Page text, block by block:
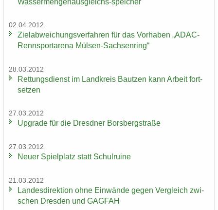
02.04.2012
Ziel­ab­wei­chungs­ver­fah­ren für das Vor­ha­ben „ADAC-​
Rennsportarena Mülsen-​Sachsenring“
28.03.2012
Ret­tungs­dienst im Land­kreis Baut­zen kann Ar­beit fort­
set­zen
27.03.2012
Up­grade für die Dresd­ner Borsberg­stra­ße
27.03.2012
Neuer Spiel­platz statt Schul­rui­ne
21.03.2012
Lan­des­di­rek­ti­on ohne Ein­wän­de gegen Ver­gleich zwi­
schen Dres­den und GAG­FAH